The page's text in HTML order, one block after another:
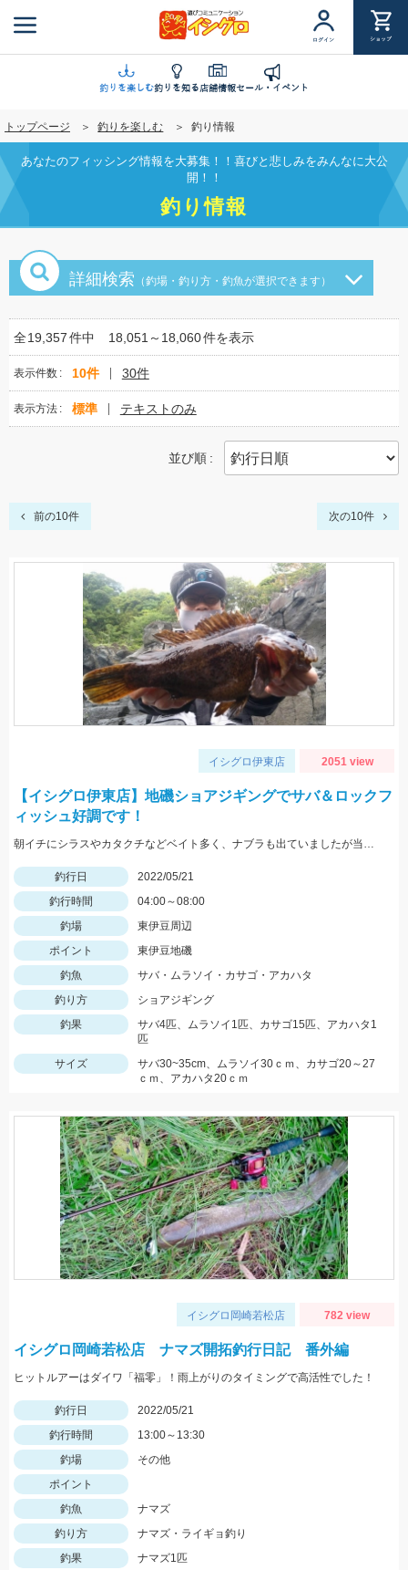
ン
に
移
動
ログイン ショップ
釣りを楽しむ釣りを知る店舗情報セール・イベント
トップページ 釣りを楽しむ 釣り情報
あなたのフィッシング情報を大募集！！喜びと悲しみをみんなに大公
開！！
釣り情報
詳細検索 （釣場・釣り方・釣魚が選択できます）
全19,357件中 18,051～18,060件を表示
表示件数 10件 30件
表示方法 標準 テキストのみ
並び順
前の10件 次の10件
イシグロ伊東店 2051 view
【イシグロ伊東店】地磯ショアジギングでサバ＆ロックフ
ィッシュ好調です！
朝イチにシラスやカタクチなどベイト多く、ナブラも出ていましたが当たってきたのはサバでした。
釣行日
2022/05/21
釣行時間
04:00～08:00
釣場
東伊豆周辺
ポイント
東伊豆地磯
釣魚
サバ・ムラソイ・カサゴ・アカハタ
釣り方
ショアジギング
釣果
サバ4匹、ムラソイ1匹、カサゴ15匹、アカハタ1
匹
サイズ
サバ30~35cm、ムラソイ30ｃｍ、カサゴ20～27
ｃｍ、アカハタ20ｃｍ
イシグロ岡崎若松店 782 view
イシグロ岡崎若松店 ナマズ開拓釣行日記 番外編
ヒットルアーはダイワ「福零」！雨上がりのタイミングで高活性でした！
釣行日
2022/05/21
釣行時間
13:00～13:30
釣場
その他
ポイント
釣魚
ナマズ
釣り方
ナマズ・ライギョ釣り
釣果
ナマズ1匹